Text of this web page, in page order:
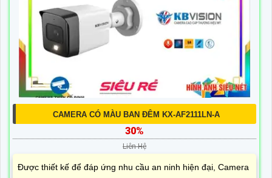
CAMERA CÓ MÀU BAN ĐÊM KX-AF2111LN-A
30%
Liên Hệ
Được thiết kế để đáp ứng nhu cầu an ninh hiện đại, Camera